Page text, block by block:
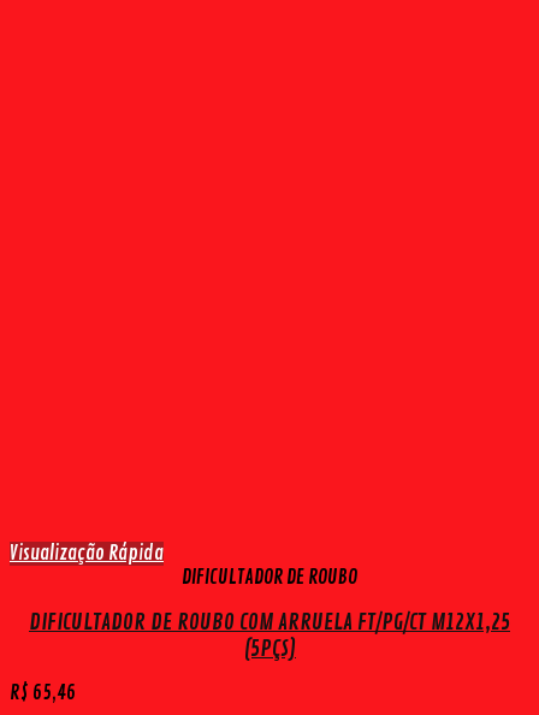
Visualização Rápida
DIFICULTADOR DE ROUBO
DIFICULTADOR DE ROUBO COM ARRUELA FT/PG/CT M12X1,25
(5PÇS)
R$ 65,46